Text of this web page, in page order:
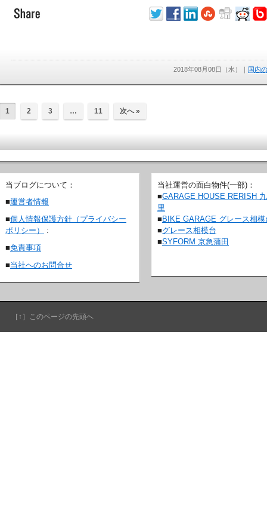
2018年08月08日（水） ｜ 国内
1 2 3 … 11 次へ »
当ブログについて：
■運営者情報
■個人情報保護方針（プライバシー
ポリシー）
:
■免責事項
■当社へのお問合せ
当社運営の面白物件(一部)：
■GARAGE HOUSE RERISH
里
■BIKE GARAGE グレース相模
■グレース相模台
■SYFORM 京急蒲田
［↑］このページの先頭へ